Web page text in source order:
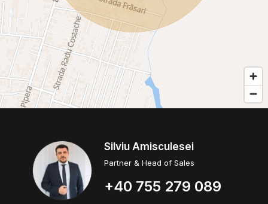
Silviu Amisculesei
Partner & Head of Sales
+40 755 279 089